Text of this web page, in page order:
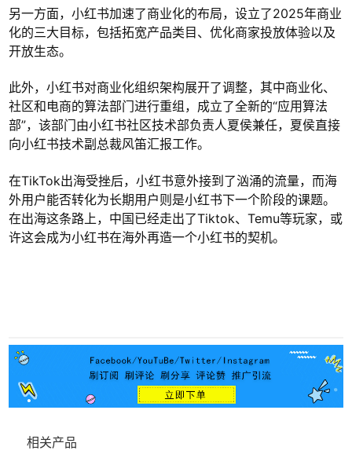
另一方面，小红书加速了商业化的布局，设立了2025年商业
化的三大目标，包括拓宽产品类目、优化商家投放体验以及
开放生态。
此外，小红书对商业化组织架构展开了调整，其中商业化、
社区和电商的算法部门进行重组，成立了全新的“应用算法
部”，该部门由小红书社区技术部负责人夏侯兼任，夏侯直接
向小红书技术副总裁风笛汇报工作。
在TikTok出海受挫后，小红书意外接到了汹涌的流量，而海
外用户能否转化为长期用户则是小红书下一个阶段的课题。
在出海这条路上，中国已经走出了Tiktok、Temu等玩家，或
许这会成为小红书在海外再造一个小红书的契机。
相关产品